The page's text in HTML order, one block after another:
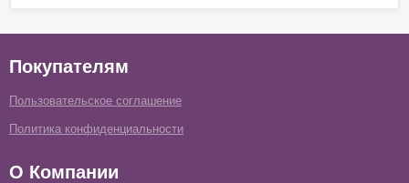
Покупателям
Пользовательское соглашение
Политика конфиденциальности
О Компании